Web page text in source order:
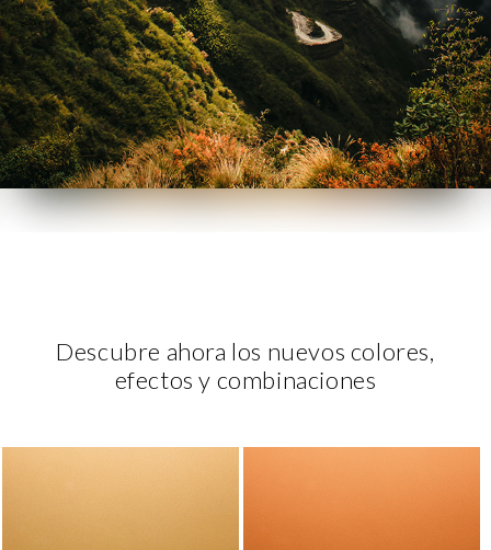
Descubre ahora los nuevos colores,
efectos y combinaciones